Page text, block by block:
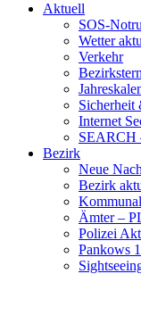
Aktuell
SOS-
Wetter
Verkehr
Sicherheit
Internet
SEARCH
Bezirk
Neue
Bezirk
Ämter –
Polizei
Pankows